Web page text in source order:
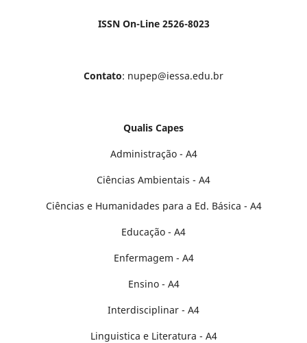
ISSN On-Line 2526-8023
Contato: nupep@iessa.edu.br
Qualis Capes
Administração - A4
Ciências Ambientais - A4
Ciências e Humanidades para a Ed. Básica - A4
Educação - A4
Enfermagem - A4
Ensino - A4
Interdisciplinar - A4
Linguistica e Literatura - A4